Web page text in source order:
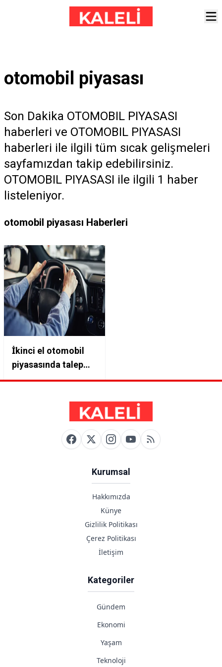
otomobil piyasası
Son Dakika OTOMOBIL PIYASASI
haberleri ve OTOMOBIL PIYASASI
haberleri ile ilgili tüm sıcak gelişmeleri
sayfamızdan takip edebilirsiniz.
OTOMOBIL PIYASASI ile ilgili 1 haber
listeleniyor.
otomobil piyasası Haberleri
İkinci el otomobil
piyasasında talep
patlaması: Fiat Egea
liderliği ele geçirdi
Kurumsal
Hakkımızda
Künye
Gizlilik Politikası
Çerez Politikası
İletişim
Kategoriler
Gündem
Ekonomi
Yaşam
Teknoloji